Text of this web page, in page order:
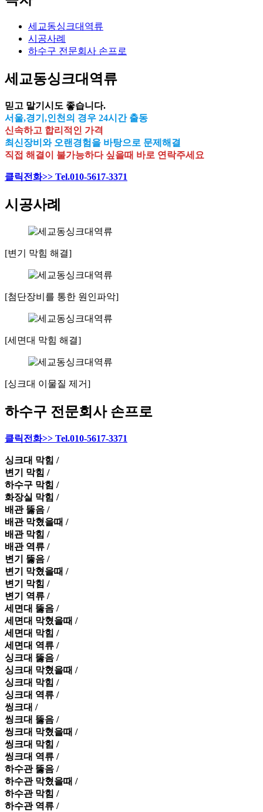
세교동싱크대역류
시공사례
하수구 전문회사 손프로
세교동싱크대역류
믿고 맡기시도 좋습니다.
서울,경기,인천의 경우 24시간 출동
신속하고 합리적인 가격
최신장비와 오랜경험을 바탕으로 문제해결
직접 해결이 불가능하다 싶을때 바로 연락주세요
클릭전화>> Tel.010-5617-3371
시공사례
[변기 막힘 해결]
[첨단장비를 통한 원인파악]
[세면대 막힘 해결]
[싱크대 이물질 제거]
하수구 전문회사 손프로
클릭전화>> Tel.010-5617-3371
싱크대 막힘 /
변기 막힘 /
하수구 막힘 /
화장실 막힘 /
배관 뚫음 /
배관 막혔을때 /
배관 막힘 /
배관 역류 /
변기 뚫음 /
변기 막혔을때 /
변기 막힘 /
변기 역류 /
세면대 뚫음 /
세면대 막혔을때 /
세면대 막힘 /
세면대 역류 /
싱크대 뚫음 /
싱크대 막혔을때 /
싱크대 막힘 /
싱크대 역류 /
씽크대 /
씽크대 뚫음 /
씽크대 막혔을때 /
씽크대 막힘 /
씽크대 역류 /
하수관 뚫음 /
하수관 막혔을때 /
하수관 막힘 /
하수관 역류 /